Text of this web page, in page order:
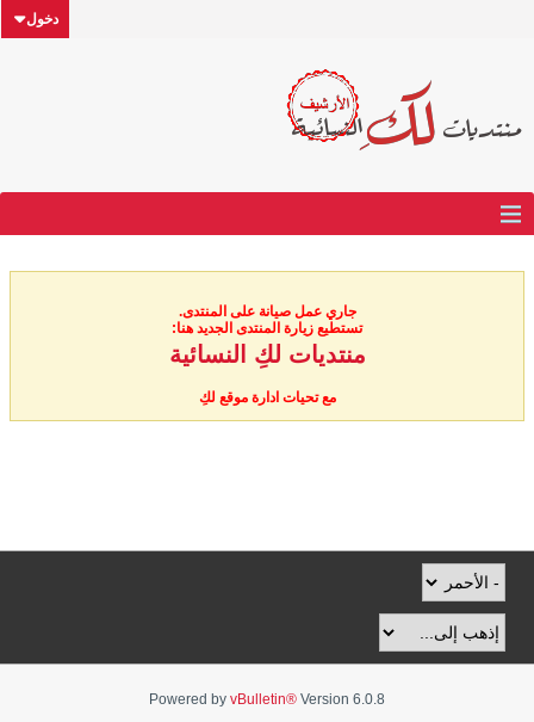
دخول
جاري عمل صيانة على المنتدى.
تستطيع زيارة المنتدى الجديد هنا:
منتديات لكِ النسائية
مع تحيات ادارة موقع لكِ
Powered by vBulletin® Version 6.0.8